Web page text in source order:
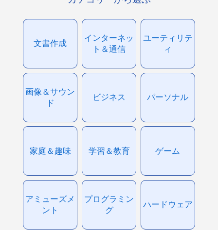
文書作成
インターネッ
ト＆通信
ユーティリテ
ィ
画像＆サウン
ド
ビジネス パーソナル
家庭＆趣味 学習＆教育 ゲーム
アミューズメ
ント
プログラミン
グ
ハードウェア